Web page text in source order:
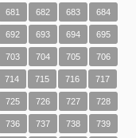
681 682 683 684
692 693 694 695
703 704 705 706
714 715 716 717
725 726 727 728
736 737 738 739